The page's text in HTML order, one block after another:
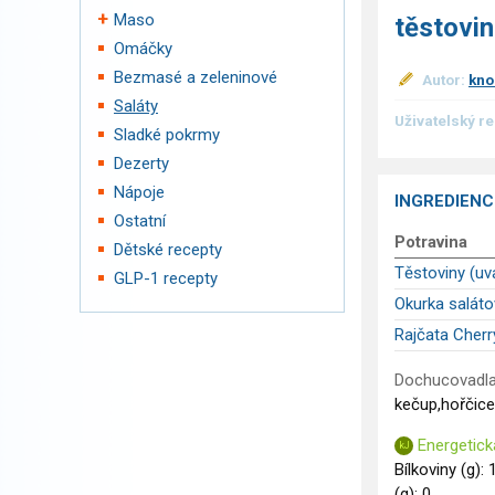
Maso
Omáčky
Bezmasé a zeleninové
Saláty
Sladké pokrmy
Dezerty
Nápoje
Ostatní
Dětské recepty
GLP-1 recepty
Autor:
Uživatelský
Potravina
Těstoviny
Okurka
Rajčata
Bílkoviny (g):